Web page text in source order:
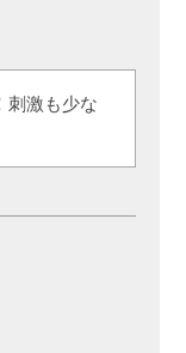
刺激も少な